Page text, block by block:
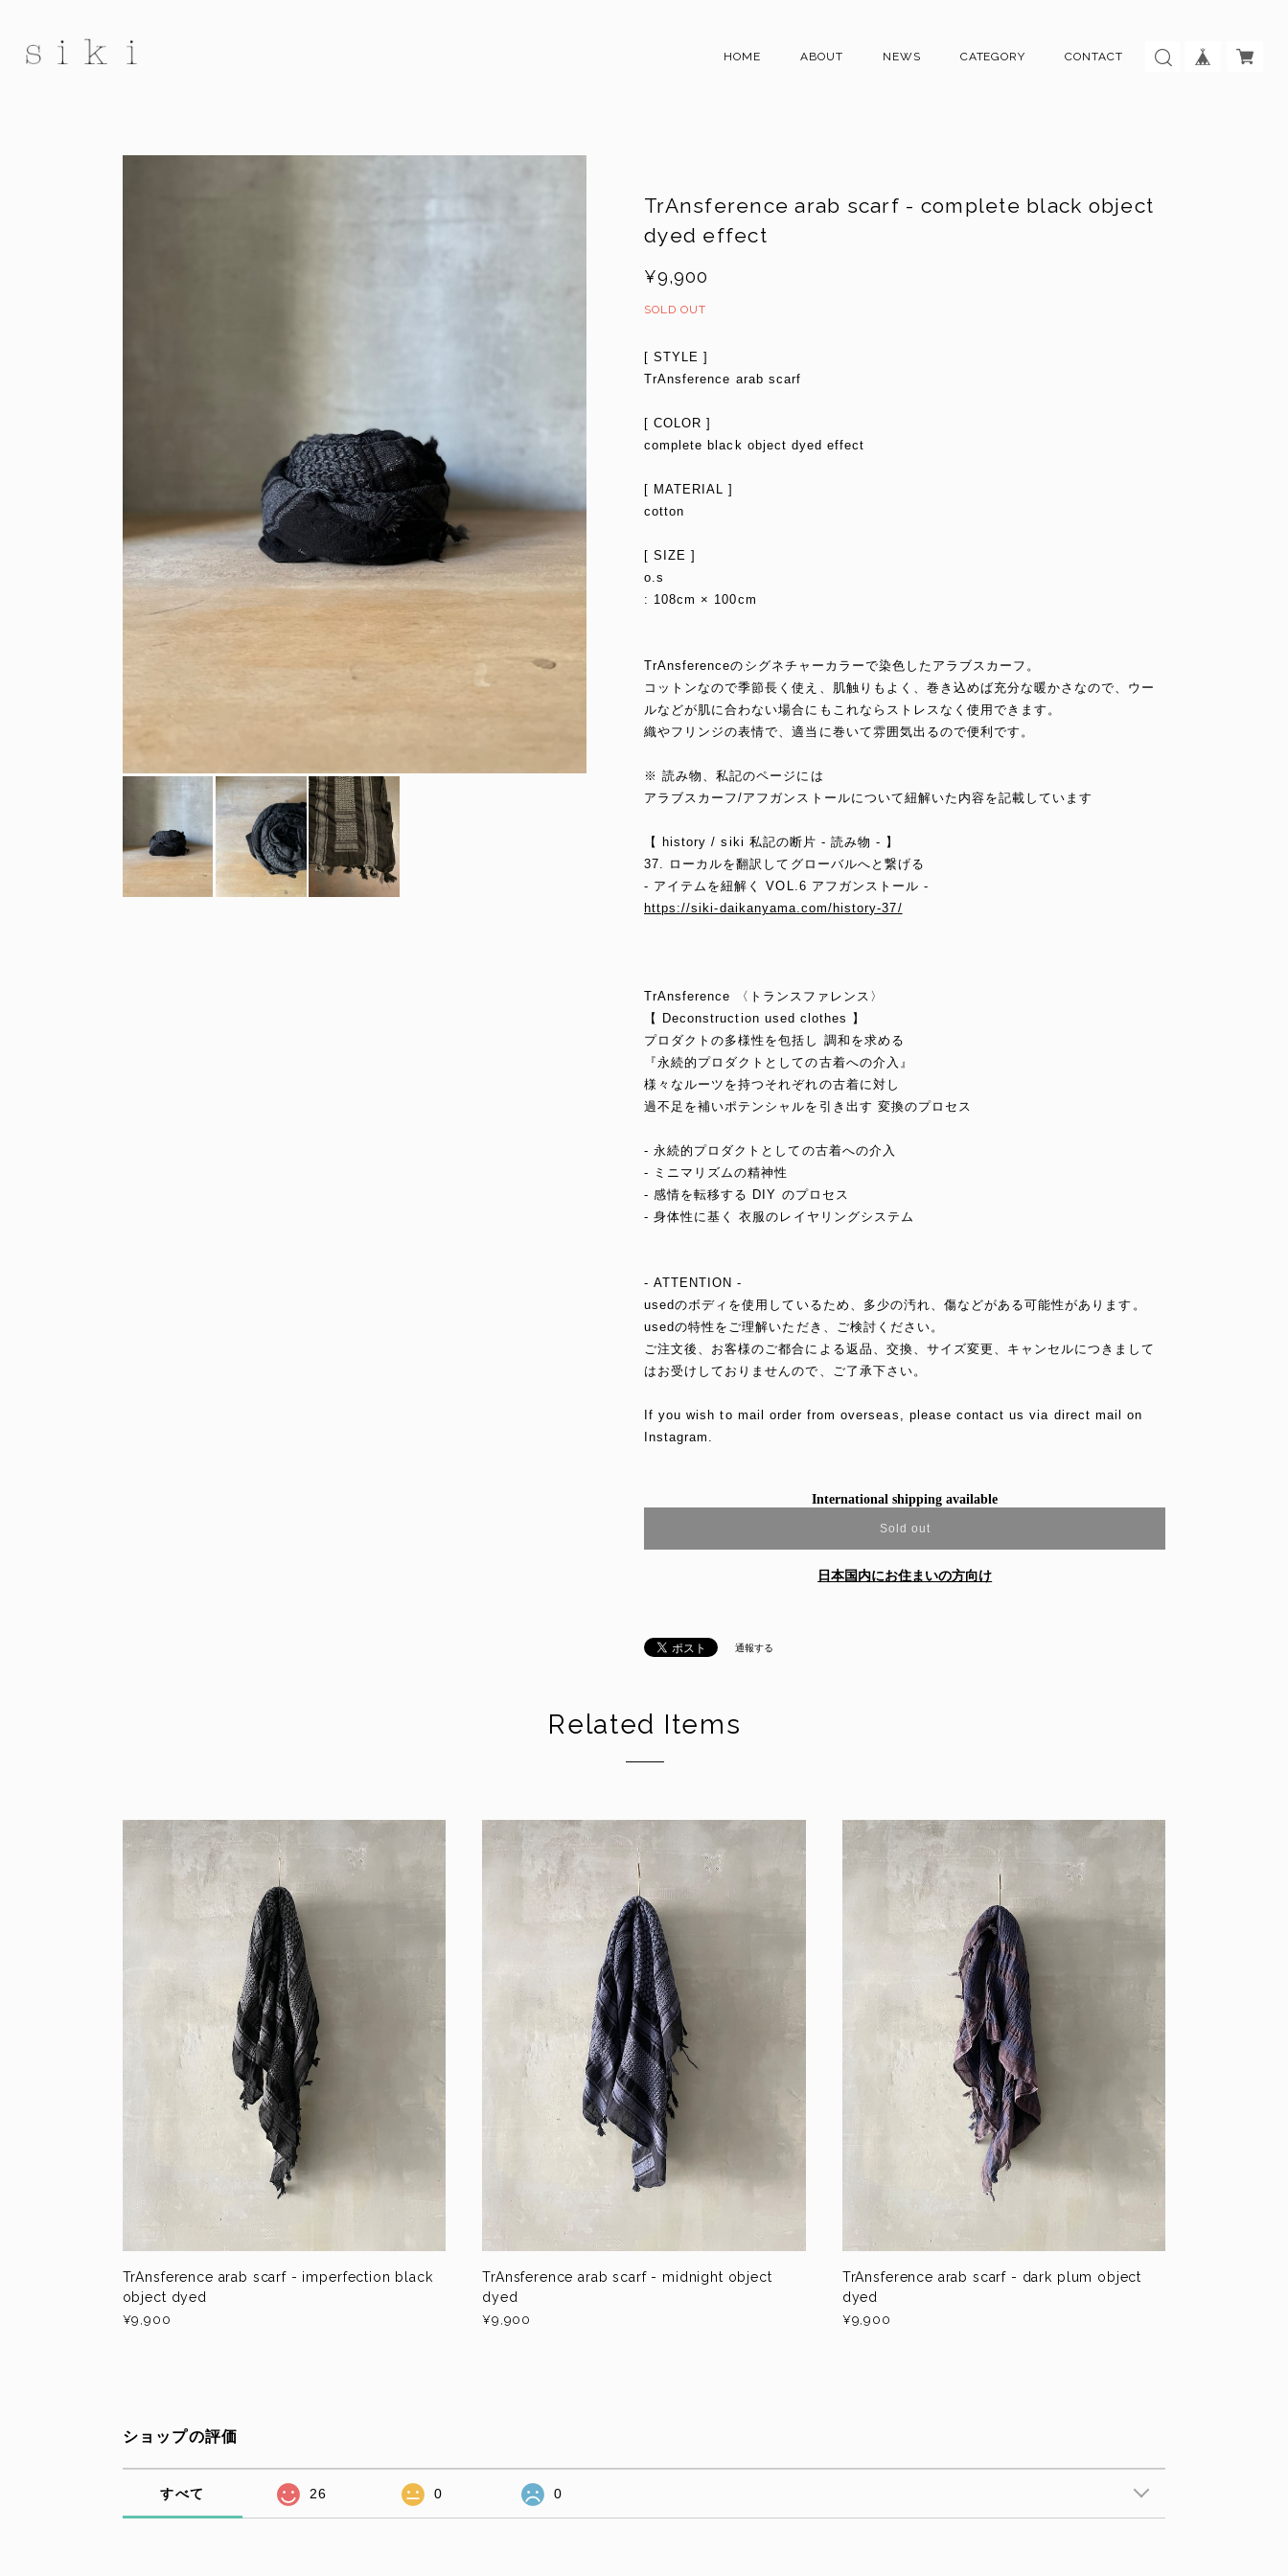
HOME ABOUT NEWS CATEGORY CONTACT
TrAnsference arab scarf - complete black object
dyed effect
¥9,900
SOLD OUT
[ STYLE ]
TrAnsference arab scarf
[ COLOR ]
complete black object dyed effect
[ MATERIAL ]
cotton
[ SIZE ]
o.s
: 108cm × 100cm
TrAnsferenceのシグネチャーカラーで染色したアラブスカーフ。
コットンなので季節長く使え、肌触りもよく、巻き込めば充分な暖かさなので、ウー
ルなどが肌に合わない場合にもこれならストレスなく使用できます。
織やフリンジの表情で、適当に巻いて雰囲気出るので便利です。
※ 読み物、私記のページには
アラブスカーフ/アフガンストールについて紐解いた内容を記載しています
【 history / siki 私記の断片 - 読み物 - 】
37. ローカルを翻訳してグローバルへと繋げる
- アイテムを紐解く VOL.6 アフガンストール -
https://siki-daikanyama.com/history-37/
TrAnsference 〈トランスファレンス〉
【 Deconstruction used clothes 】
プロダクトの多様性を包括し 調和を求める
『永続的プロダクトとしての古着への介入』
様々なルーツを持つそれぞれの古着に対し
過不足を補いポテンシャルを引き出す 変換のプロセス
- 永続的プロダクトとしての古着への介入
- ミニマリズムの精神性
- 感情を転移する DIY のプロセス
- 身体性に基く 衣服のレイヤリングシステム
- ATTENTION -
usedのボディを使用しているため、多少の汚れ、傷などがある可能性があります。
usedの特性をご理解いただき、ご検討ください。
ご注文後、お客様のご都合による返品、交換、サイズ変更、キャンセルにつきまして
はお受けしておりませんので、ご了承下さい。
If you wish to mail order from overseas, please contact us via direct mail on
Instagram.
International shipping available
Sold out
日本国内にお住まいの方向け
通報する
Related Items
TrAnsference arab scarf - imperfection black
object dyed
¥9,900
TrAnsference arab scarf - midnight object
dyed
¥9,900
TrAnsference arab scarf - dark plum object
dyed
¥9,900
ショップの評価
すべて 26 0 0